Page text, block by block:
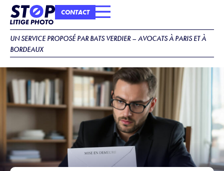
CONTACT
UN SERVICE PROPOSÉ PAR BATS VERDIER – AVOCATS À PARIS ET À
BORDEAUX